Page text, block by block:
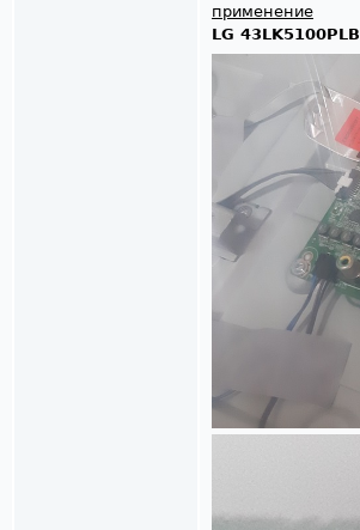
применение
LG 43LK5100PLB